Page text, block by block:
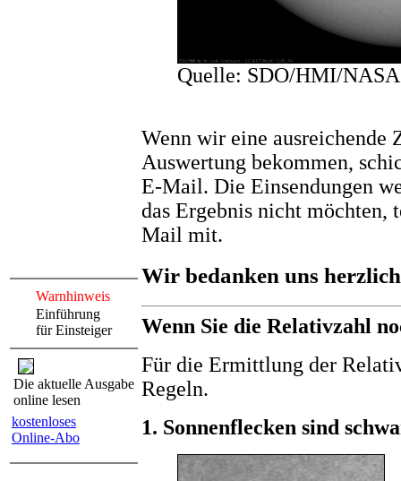
Warnhinweis
Einführung
für Einsteiger
Die aktuelle Ausgabe
online lesen
kostenloses
Online-Abo
Quelle: SDO/HMI/NASA
Wenn wir eine ausreichende
Auswertung bekommen,
E-Mail. Die Einsendungen
das Ergebnis nicht möchten,
Mail mit.
Wir bedanken uns
Wenn Sie die Relativzahl
Für die Ermittlung der
Regeln.
1. Sonnenflecken sind